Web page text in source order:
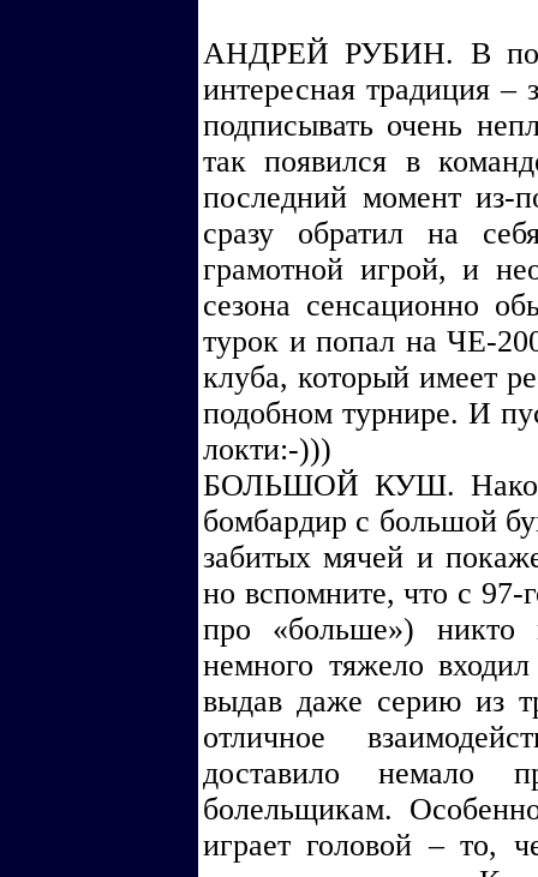
АНДРЕЙ РУБИН. В
интересная традиция –
подписывать очень
так появился в
последний момент из-
сразу обратил на
грамотной игрой, и
сезона сенсационно
турок и попал на ЧЕ-
клуба, который имеет
подобном турнире. И
локти:-)))
БОЛЬШОЙ КУШ.
бомбардир с большой
забитых мячей и
но вспомните, что с 97-
про «больше») никто
немного тяжело
выдав даже серию из
отличное
доставило немало
болельщикам.
играет головой – то,